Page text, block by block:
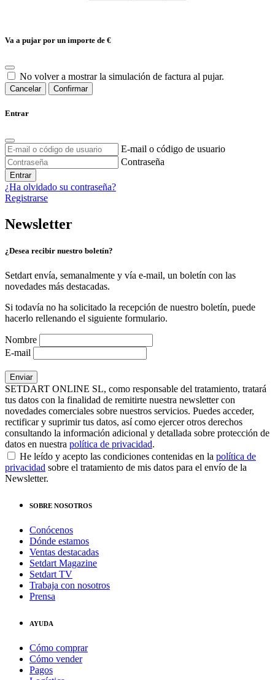
Va a pujar por un importe de €
No volver a mostrar la simulación de factura al pujar.
Cancelar Confirmar
Entrar
E-mail o código de usuario
Contraseña
Entrar
¿Ha olvidado su contraseña?
Registrarse
Newsletter
¿Desea recibir nuestro boletín?
Setdart envía, semanalmente y vía e-mail, un boletín con las
novedades más destacadas.
Si todavía no ha solicitado la recepción de nuestro boletín, puede
hacerlo rellenando el siguiente formulario.
Nombre
E-mail
SETDART ONLINE SL, como responsable del tratamiento, tratará
tus datos con la finalidad de remitirte nuestra newsletter con
novedades comerciales sobre nuestros servicios. Puedes acceder,
rectificar y suprimir tus datos, así como ejercer otros derechos
consultando la información adicional y detallada sobre protección de
datos en nuestra política de privacidad.
He leído y acepto las condiciones contenidas en la política de
privacidad sobre el tratamiento de mis datos para el envío de la
Newsletter.
SOBRE NOSOTROS
Conócenos
Dónde estamos
Ventas destacadas
Setdart Magazine
Setdart TV
Trabaja con nosotros
Prensa
AYUDA
Cómo comprar
Cómo vender
Pagos